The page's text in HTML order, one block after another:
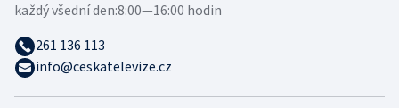
každý všední den:8:00—16:00 hodin
261 136 113
info@ceskatelevize.cz